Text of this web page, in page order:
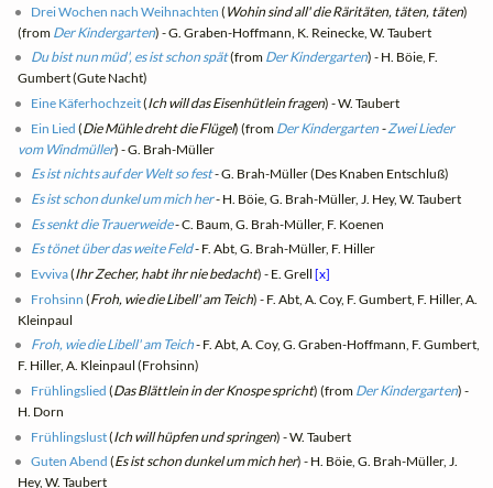
Drei Wochen nach Weihnachten ( Wohin sind all' die Räritäten, täten, täten)
(from Der Kindergarten) - G. Graben-Hoffmann, K. Reinecke, W. Taubert
Du bist nun müd', es ist schon spät(from Der Kindergarten) - H. Böie, F.
Gumbert (Gute Nacht)
Eine Käferhochzeit(Ich will das Eisenhütlein fragen) - W. Taubert
Ein Lied (Die Mühle dreht die Flügel) (from Der Kindergarten -Zwei Lieder
vom Windmüller) - G. Brah-Müller
Es ist nichts auf der Welt so fest- G. Brah-Müller (Des Knaben Entschluß)
Es ist schon dunkel um mich her- H. Böie, G. Brah-Müller, J. Hey, W. Taubert
Es senkt die Trauerweide- C. Baum, G. Brah-Müller, F. Koenen
Es tönet über das weite Feld- F. Abt, G. Brah-Müller, F. Hiller
Evviva(Ihr Zecher, habt ihr nie bedacht) - E. Grell[x]
Frohsinn (Froh, wie die Libell' am Teich) - F. Abt, A. Coy, F. Gumbert, F. Hiller, A.
Kleinpaul
Froh, wie die Libell' am Teich- F. Abt, A. Coy, G. Graben-Hoffmann, F. Gumbert,
F. Hiller, A. Kleinpaul (Frohsinn)
Frühlingslied (Das Blättlein in der Knospe spricht) (from Der Kindergarten) -
H. Dorn
Frühlingslust(Ich will hüpfen und springen) - W. Taubert
Guten Abend (Es ist schon dunkel um mich her) - H. Böie, G. Brah-Müller, J.
Hey, W. Taubert